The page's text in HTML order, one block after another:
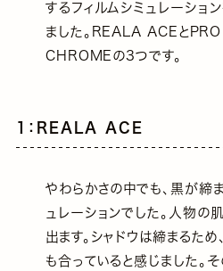
するフィルムシミュレーショ
ました。REALA ACEと
CHROMEの3つです。
1：REALA ACE
やわらかさの中でも、黒が締
ュレーションでした。人物の
出ます。シャドウは締まるた
も合っていると感じました。